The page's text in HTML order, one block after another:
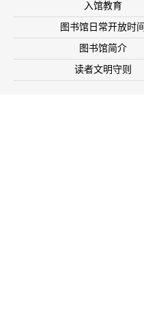
入馆教育
图书馆日常开放时间
图书馆简介
读者文明守则